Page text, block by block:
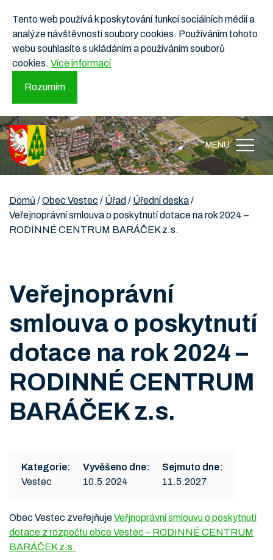
Tento web používá k poskytování funkcí sociálních médií a
analýze návštěvnosti soubory cookies. Používáním tohoto
webu souhlasíte s ukládáním a používáním souborů
cookies. Více informací
Rozumím
MENU
Domů /Obec Vestec / Úřad / Úřední deska/
Veřejnoprávní smlouva o poskytnutí dotace na rok 2024 –
RODINNÉ CENTRUM BARÁČEK z.s.
Veřejnoprávní
smlouva o poskytnutí
dotace na rok 2024 –
RODINNÉ CENTRUM
BARÁČEK z.s.
Kategorie:
Vestec
Vyvěšeno dne:
10.5.2024
Sejmuto dne:
11.5.2027
Obec Vestec zveřejňujeVeřjnoprávní smlouvu o poskytnutí
dotace z rozpočtu obce Vestec – RODINNÉ CENTRUM
BARÁČEK z.s.